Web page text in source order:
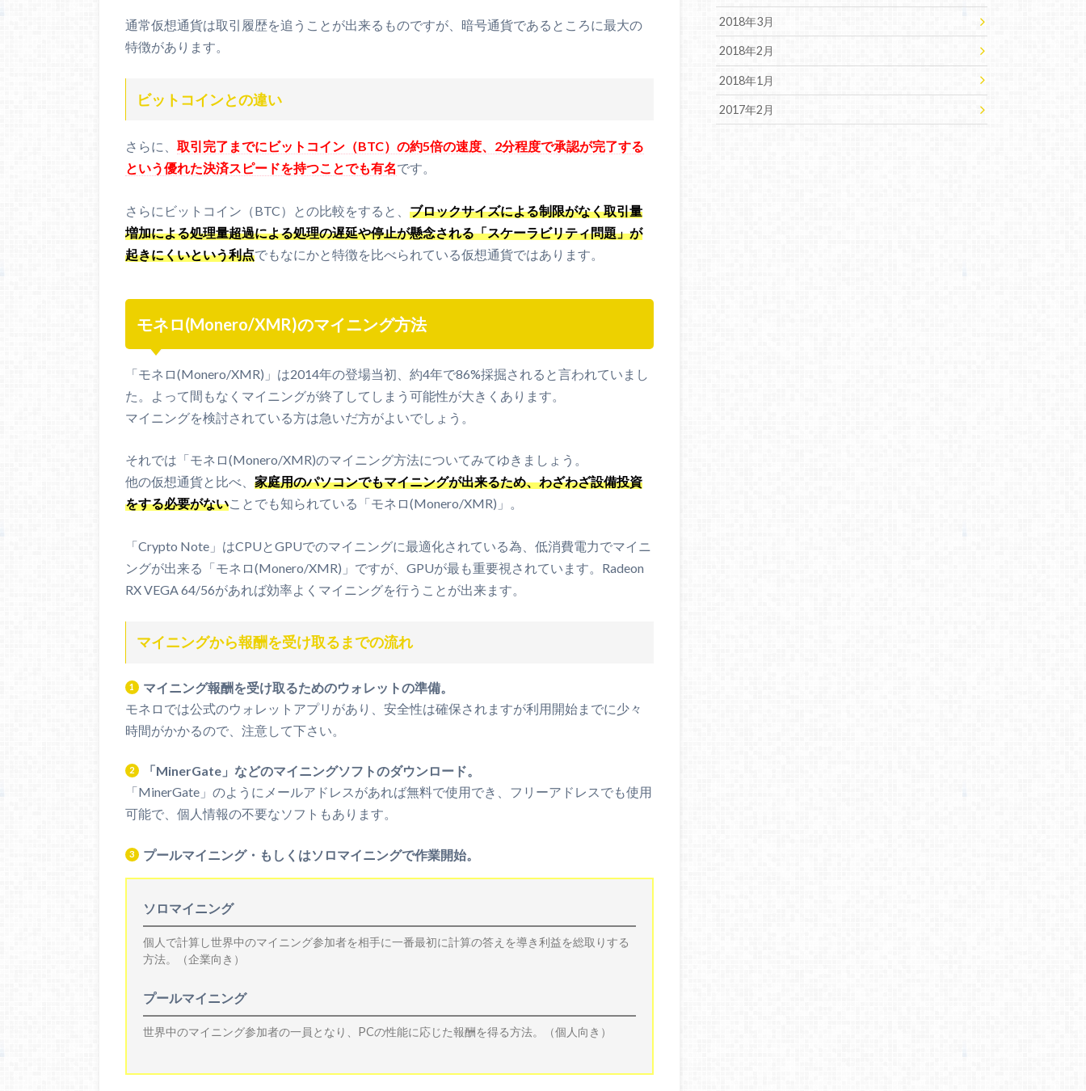
通常仮想通貨は取引履歴を追うことが出来るものですが、暗号通貨であるところに最大の
特徴があります。
ビットコインとの違い
さらに、 取引完了までにビットコイン（BTC）の約5倍の速度、2分程度で承認が完了する
という優れた決済スピードを持つことでも有名です。
さらにビットコイン（BTC）との比較をすると、 ブロックサイズによる制限がなく取引量
増加による処理量超過による処理の遅延や停止が懸念される「スケーラビリティ問題」が
起きにくいという利点でもなにかと特徴を比べられている仮想通貨ではあります。
モネロ(Monero/XMR)のマイニング方法
「モネロ(Monero/XMR)」は2014年の登場当初、約4年で86%採掘されると言われていまし
た。よって間もなくマイニングが終了してしまう可能性が大きくあります。
マイニングを検討されている方は急いだ方がよいでしょう。
それでは「モネロ(Monero/XMR)のマイニング方法についてみてゆきましょう。
他の仮想通貨と比べ、 家庭用のパソコンでもマイニングが出来るため、わざわざ設備投資
をする必要がないことでも知られている「モネロ(Monero/XMR)」。
「Crypto Note」はCPUとGPUでのマイニングに最適化されている為、低消費電力でマイニ
ングが出来る「モネロ(Monero/XMR)」ですが、GPUが最も重要視されています。Radeon
RX VEGA 64/56があれば効率よくマイニングを行うことが出来ます。
マイニングから報酬を受け取るまでの流れ
マイニング報酬を受け取るためのウォレットの準備。
モネロでは公式のウォレットアプリがあり、安全性は確保されますが利用開始までに少々
時間がかかるので、注意して下さい。
「MinerGate」などのマイニングソフトのダウンロード。
「MinerGate」のようにメールアドレスがあれば無料で使用でき、フリーアドレスでも使用
可能で、個人情報の不要なソフトもあります。
プールマイニング・もしくはソロマイニングで作業開始。
ソロマイニング
個人で計算し世界中のマイニング参加者を相手に一番最初に計算の答えを導き利益を総取りする
方法。（企業向き）
プールマイニング
世界中のマイニング参加者の一員となり、PCの性能に応じた報酬を得る方法。（個人向き）
2018年3月
2018年2月
2018年1月
2017年2月